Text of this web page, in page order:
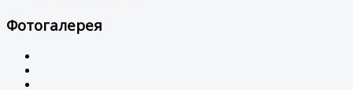
Фотогалерея